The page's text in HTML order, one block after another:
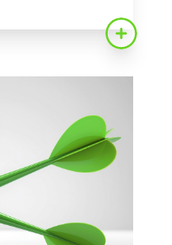
clés pour un...